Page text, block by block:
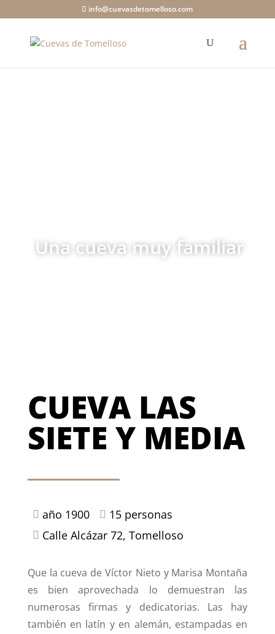
info@cuevasdetomelloso.com
Una cueva muy familiar
CUEVA LAS
SIETE Y MEDIA
 año 1900  15 personas
 Calle Alcázar 72, Tomelloso
Que la cueva de Víctor Nieto y Marisa Montaña
es bien aprovechada lo demuestran las
numerosas firmas y dedicatorias. Las hay
también en latín y en alemán, estampadas en